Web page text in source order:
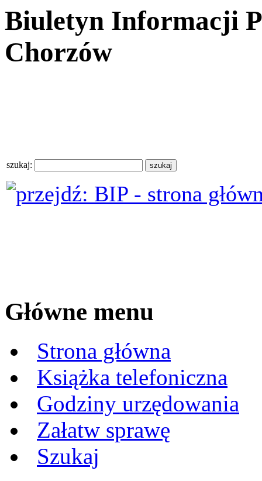
Biuletyn Informacji
Chorzów
szukaj:
Główne menu
Strona główna
Książka telefoniczna
Godziny urzędowania
Załatw sprawę
Szukaj